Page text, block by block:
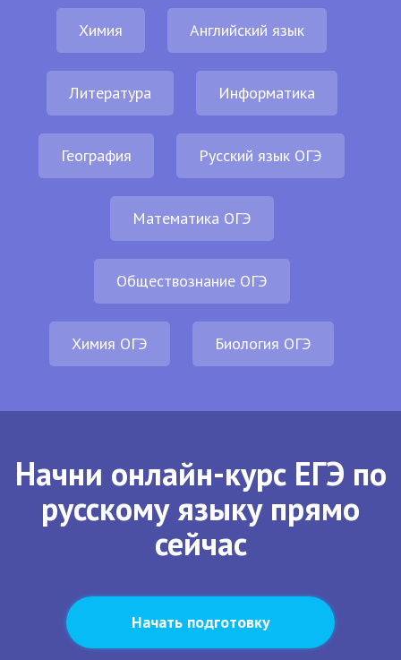
Химия Английский язык
Литература Информатика
География Русский язык ОГЭ
Математика ОГЭ
Обществознание ОГЭ
Химия ОГЭ Биология ОГЭ
Начни онлайн-курс ЕГЭ по
русскому языку прямо
сейчас
Начать подготовку